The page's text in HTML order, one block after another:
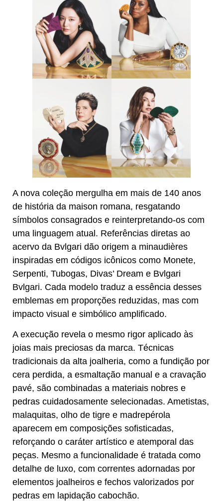
A nova coleção mergulha em mais de 140 anos
de história da maison romana, resgatando
símbolos consagrados e reinterpretando-os com
uma linguagem atual. Referências diretas ao
acervo da Bvlgari dão origem a minaudières
inspiradas em códigos icônicos como Monete,
Serpenti, Tubogas, Divas’ Dream e Bvlgari
Bvlgari. Cada modelo traduz a essência desses
emblemas em proporções reduzidas, mas com
impacto visual e simbólico amplificado.
A execução revela o mesmo rigor aplicado às
joias mais preciosas da marca. Técnicas
tradicionais da alta joalheria, como a fundição por
cera perdida, a esmaltação manual e a cravação
pavé, são combinadas a materiais nobres e
pedras cuidadosamente selecionadas. Ametistas,
malaquitas, olho de tigre e madrepérola
aparecem em composições sofisticadas,
reforçando o caráter artístico e atemporal das
peças. Mesmo a funcionalidade é tratada como
detalhe de luxo, com correntes adornadas por
elementos joalheiros e fechos valorizados por
pedras em lapidação cabochão.